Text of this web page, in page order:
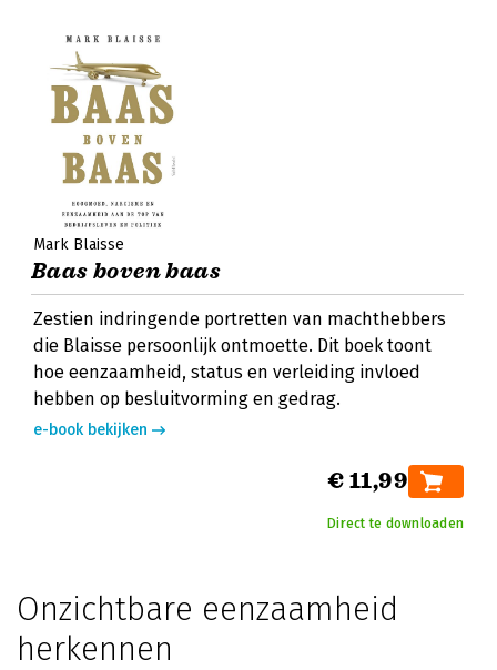
Mark Blaisse
Baas boven baas
Zestien indringende portretten van machthebbers
die Blaisse persoonlijk ontmoette. Dit boek toont
hoe eenzaamheid, status en verleiding invloed
hebben op besluitvorming en gedrag.
e-book bekijken
€ 11,99
Direct te downloaden
Onzichtbare eenzaamheid
herkennen